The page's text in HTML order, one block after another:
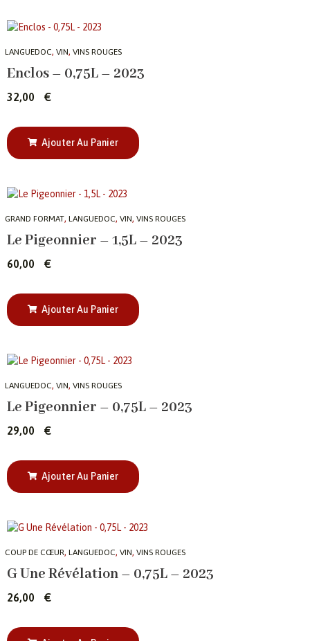
LANGUEDOC, VIN, VINS ROUGES
Enclos – 0,75L – 2023
32,00 €
Ajouter Au Panier
GRAND FORMAT, LANGUEDOC, VIN, VINS ROUGES
Le Pigeonnier – 1,5L – 2023
60,00 €
Ajouter Au Panier
LANGUEDOC, VIN, VINS ROUGES
Le Pigeonnier – 0,75L – 2023
29,00 €
Ajouter Au Panier
COUP DE CŒUR, LANGUEDOC, VIN, VINS ROUGES
G Une Révélation – 0,75L – 2023
26,00 €